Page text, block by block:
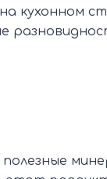
кухонном